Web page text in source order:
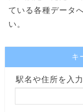
ている各種データ
い。
キ
駅名や住所を入力